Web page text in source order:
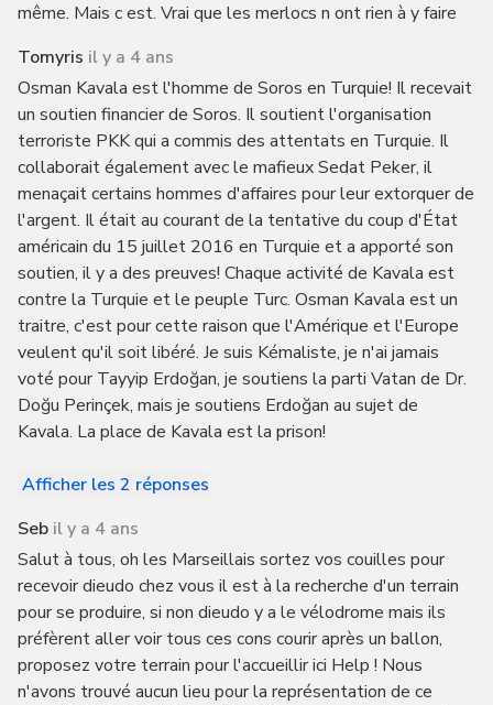
même. Mais c est. Vrai que les merlocs n ont rien à y faire
Tomyris il y a 4 ans
Osman Kavala est l'homme de Soros en Turquie! Il recevait
un soutien financier de Soros. Il soutient l'organisation
terroriste PKK qui a commis des attentats en Turquie. Il
collaborait également avec le mafieux Sedat Peker, il
menaçait certains hommes d'affaires pour leur extorquer de
l'argent. Il était au courant de la tentative du coup d'État
américain du 15 juillet 2016 en Turquie et a apporté son
soutien, il y a des preuves! Chaque activité de Kavala est
contre la Turquie et le peuple Turc. Osman Kavala est un
traitre, c'est pour cette raison que l'Amérique et l'Europe
veulent qu'il soit libéré. Je suis Kémaliste, je n'ai jamais
voté pour Tayyip Erdoğan, je soutiens la parti Vatan de Dr.
Doğu Perinçek, mais je soutiens Erdoğan au sujet de
Kavala. La place de Kavala est la prison!
Afficher les 2 réponses
Seb il y a 4 ans
Salut à tous, oh les Marseillais sortez vos couilles pour
recevoir dieudo chez vous il est à la recherche d'un terrain
pour se produire, si non dieudo y a le vélodrome mais ils
préfèrent aller voir tous ces cons courir après un ballon,
proposez votre terrain pour l'accueillir ici Help ! Nous
n'avons trouvé aucun lieu pour la représentation de ce